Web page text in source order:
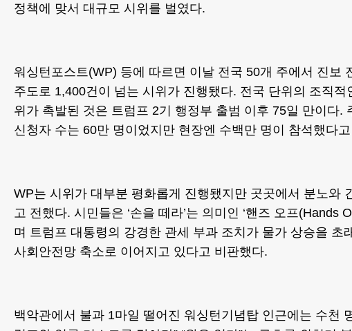
정책에 맞서 대규모 시위를 벌였다.
워싱턴포스트(WP) 등에 따르면 이날 전국 50개 주에서 진보
주도로 1,400건이 넘는 시위가 진행됐다. 전국 단위의 조직적
위가 촉발된 것은 트럼프 2기 행정부 출범 이후 75일 만이다.
신청자 수는 60만 명이었지만 현장엔 수백만 명이 참석했다
WP는 시위가 대부분 평화롭게 진행됐지만 곳곳에서 분노와
고 전했다. 시민들은 ‘손을 떼라’는 의미인 ‘핸즈 오프(Hands
며 트럼프 대통령의 강경한 관세 부과 조치가 물가 상승을 초
사회안전망 축소로 이어지고 있다고 비판했다.
백악관에서 불과 1마일 떨어진 워싱턴기념탑 인근에는 수천